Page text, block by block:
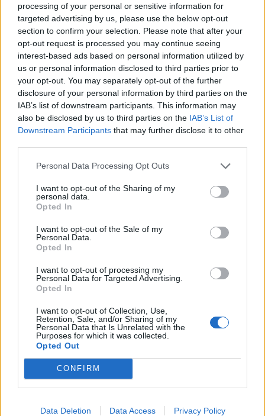
processing of your personal or sensitive information for
targeted advertising by us, please use the below opt-out
section to confirm your selection. Please note that after your
opt-out request is processed you may continue seeing
interest-based ads based on personal information utilized by
us or personal information disclosed to third parties prior to
your opt-out. You may separately opt-out of the further
disclosure of your personal information by third parties on the
IAB’s list of downstream participants. This information may
also be disclosed by us to third parties on the IAB’s List of
Downstream Participants that may further disclose it to other
Personal Data Processing Opt Outs
I want to opt-out of the Sharing of my
personal data.
Opted In
I want to opt-out of the Sale of my
Personal Data.
Opted In
I want to opt-out of processing my
Personal Data for Targeted Advertising.
Opted In
I want to opt-out of Collection, Use,
Retention, Sale, and/or Sharing of my
Personal Data that Is Unrelated with the
Purposes for which it was collected.
Opted Out
CONFIRM
Data Deletion Data Access Privacy Policy